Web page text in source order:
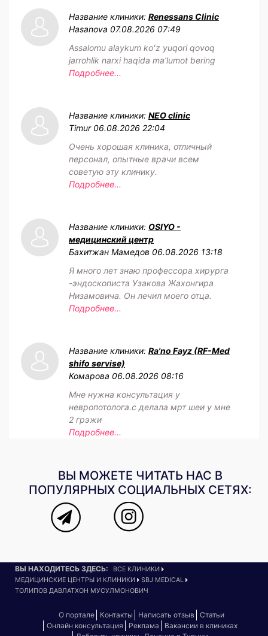
Название клиники: Renessans Clinic
Hasanova 07.08.2026 07:49
Assalomu alaykum koʻz yuqori qovoq
jarrohlik narxi haqida maʼlumot bering
Подробнее...
Название клиники: NEO clinic
Timur 06.08.2026 22:04
Очень хорошая клиника, отличный
персонал, опытные врачи всем
советую эту клинику.
Подробнее...
Название клиники: OSIYO -
медицинский центр
Бахитжан Мамедов 06.08.2026 13:18
Я много лет знаю профессора хирурга
-эндоскописта Узакова Жахонгира
Низамовича. Он лечил моего отца.
Подробнее...
Название клиники: Ra'no Fayz (RF-Med
shifo servise)
Комарова 06.08.2026 08:16
Мне нужна консультация у
невропотолога.с делала мрт шеи у мне
2 грэжи
Подробнее...
ВЫ МОЖЕТЕ ЧИТАТЬ НАС В
ПОПУЛЯРНЫХ СОЦИАЛЬНЫХ СЕТЯХ:
ВЫ НАХОДИТЕСЬ ЗДЕСЬ:
ВСЕ КЛИНИКИ
МЕДИЦИНСКИЕ ЦЕНТРЫ И КЛИНИКИ
SBJ MEDICAL
ТОЛИПОВ ДАВЛАТХОН МУСУЛМОНОВИЧ
О портале Контакты Написать отзыв
Статьи
Онлайн консультация
Реклама
Вакансии в клиниках